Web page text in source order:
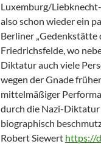
Luxemburg/
also schon wieder ein
Berliner „Gedenkstätte
Friedrichsfelde, wo
Diktatur auch viele
wegen der Gnade
mittelmäßiger
durch die Nazi-
biographisch
Robert Siewert https://